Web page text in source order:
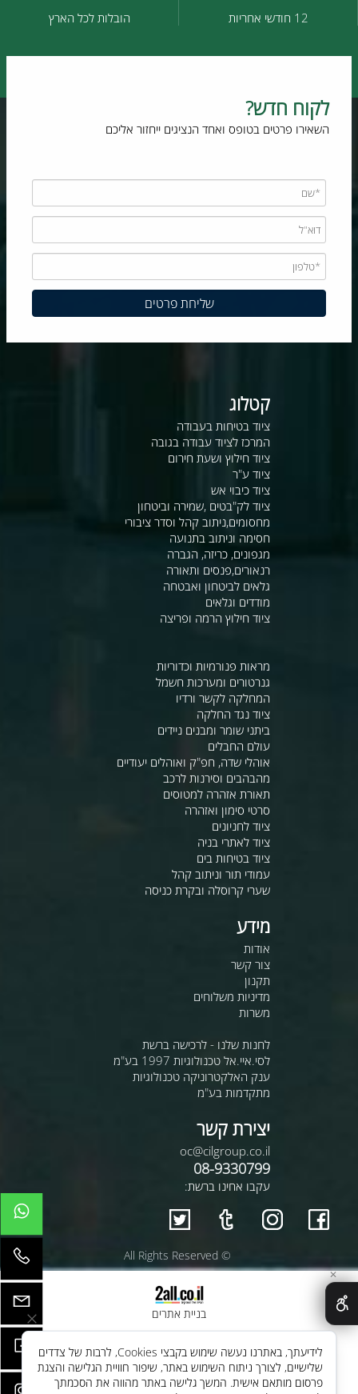
12 חודשי אחריות הובלות לכל הארץ
לקוח חדש?
השאירו פרטים בטופס ואחד הנציגים ייחזור אליכם
קטלוג
ציוד בטיחות בעבודה
המרכז לציוד עבודה בגובה
ציוד חילוץ ושעת חירום
ציוד ע"ר
ציוד כיבוי אש
ציוד לק"בטים ,שמירה וביטחון
מחסומים,ניתוב קהל וסדר ציבורי
חסימה וניתוב בתנועה
מגפונים, כריזה, הגברה
רנאורים,פנסים ותאורה
גלאים לביטחון ואבטחה
מודדים וגלאים
ציוד חילוץ הרמה ופריצה
מראות פנורמיות וכדוריות
גנרטורים ומערכות חשמל
המחלקה לקשר ורדיו
ציוד נגד החלקה
ביתני שומר ומבנים ניידים
עולם החבלים
אוהלי שדה, חפ"ק ואוהלים יעודיים
מהבהבים וסירנות לרכב
תאורת אזהרה למטוסים
סרטי סימון ואזהרה
ציוד לחניונים
ציוד לאתרי בניה
ציוד בטיחות בים
עמודי תור וניתוב קהל
שערי קרוסלה ובקרת כניסה
מידע
אודות
צור קשר
תקנון
מדיניות משלוחים
משרות
לחנות שלנו - לרכישה ברשת
לסי.איי.אל טכנולוגיות 1997 בע"מ
ענק האלקטרוניקה טכנולוגיות
מתקדמות בע"מ
יצירת קשר
oc@cilgroup.co.il
08-9330799
עקבו אחינו ברשת:
© All Rights Reserved
בניית אתרים
✕
לידיעתך, באתרנו נעשה שימוש בקבצי Cookies, לרבות של צדדים
שלישיים, לצורך ניתוח השימוש באתר, שיפור חוויית הגלישה והצגת
פרסום מותאם אישית. המשך גלישה באתר מהווה את הסכמתך